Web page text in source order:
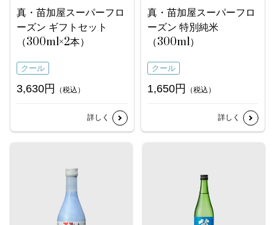
真・苗加屋スーパーフロ
ーズン ギフトセット
（300ml×2本）
クール
3,630円 （税込）
詳しく
真・苗加屋スーパーフロ
ーズン 特別純米
（300ml）
クール
1,650円 （税込）
詳しく